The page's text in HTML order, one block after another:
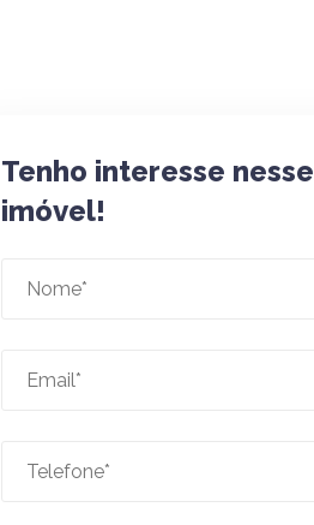
Tenho interesse nesse
imóvel!